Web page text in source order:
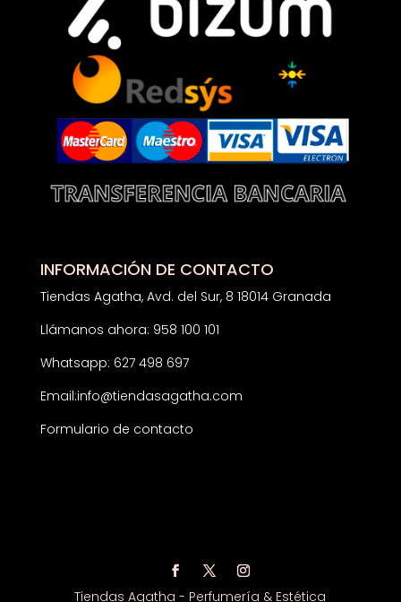
INFORMACIÓN DE CONTACTO
Tiendas Agatha, Avd. del Sur, 8 18014 Granada
Llámanos ahora: 958 100 101
Whatsapp: 627 498 697
Email:info@tiendasagatha.com
Formulario de contacto
Tiendas Agatha - Perfumería & Estética